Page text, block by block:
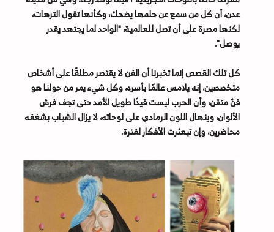
عدن، أن كل من سمع عن حلمها يضحك، وكأنها تقول الترهات،
لكنها مصرة على أن تصل للعالمية، "الواحد لما يجتهد يقدر
يوصل".
كل تلك القصص إنما تخبرنا أن الفن لا يقتصر مطلقًا على أشخاص
متخصصين، إنه يلامس عالمًا بأسره، وكل شيء يمر من حولنا هو
فنٌ متقن، وأن الحرب ليست قيدًا طويل الأمد حتى تجف فرش
الألوان، وينهال اللون الرمادي على لوحاته، لا يزال الشباب بشغفه
محاضرين، وإن تبعثرت الأفكار لفترة.